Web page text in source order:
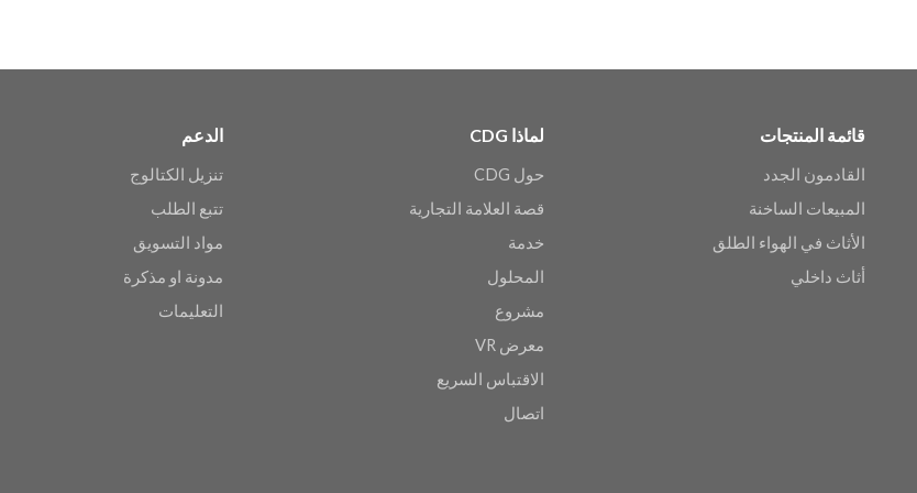
قائمة المنتجات
القادمون الجدد
المبيعات الساخنة
الأثاث في الهواء الطلق
أثاث داخلي
لماذا CDG
حول CDG
قصة العلامة التجارية
خدمة
المحلول
مشروع
معرض VR
الاقتباس السريع
اتصال
الدعم
تنزيل الكتالوج
تتبع الطلب
مواد التسويق
مدونة او مذكرة
التعليمات